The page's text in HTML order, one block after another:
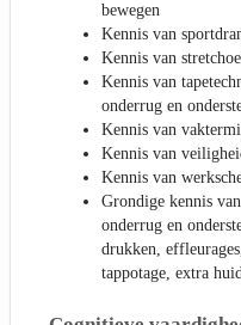
bewegen
Kennis van
Kennis van
Kennis van
onderrug en
Kennis van
Kennis van
Kennis van
Grondige kennis
onderrug en
drukken,
tappotage, extra